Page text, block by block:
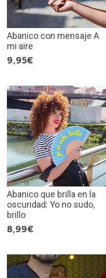
Abanico con mensaje A
mi aire
9,95€
Abanico que brilla en la
oscuridad: Yo no sudo,
brillo
8,99€